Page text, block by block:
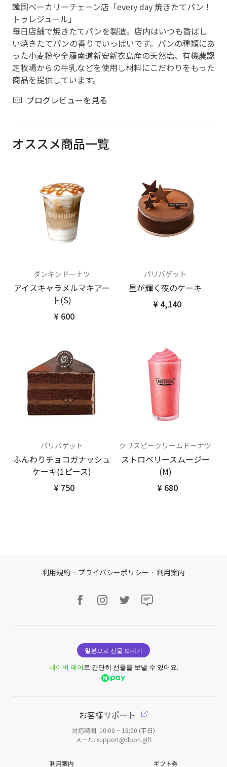
韓国ベーカリーチェーン店「every day 焼きたてパン！
トゥレジュール」
毎日店舗で焼きたてパンを製造。店内はいつも香ばし
い焼きたてパンの香りでいっぱいです。パンの種類にあ
った小麦粉や全羅南道新安新衣島産の天然塩、有機農認
定牧場からの牛乳などを使用し材料にこだわりをもった
商品を提供しています。
ブログレビューを見る
オススメ商品一覧
ダンキンドーナツ
アイスキャラメルマキアー
ト(S)
¥ 600
パリバゲット
星が輝く夜のケーキ
¥ 4,140
パリバゲット
ふんわりチョコガナッシュ
ケーキ(1ピース)
¥ 750
クリスピークリームドーナツ
ストロベリースムージー
(M)
¥ 680
利用規約 · プライバシーポリシー · 利用案内
일본으로 선물 보내기
네이버 페이로 간단히 선물을 보낼 수 있어요.
お客様サポート
対応時間: 10:00 ~ 18:00 (平日)
メール: support@dpon.gift
利用案内 ギフト券